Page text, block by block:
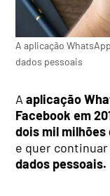
A aplicação
dados pessoais
Aaplicação
Facebook em
dois mil
e quer
dados pessoais.